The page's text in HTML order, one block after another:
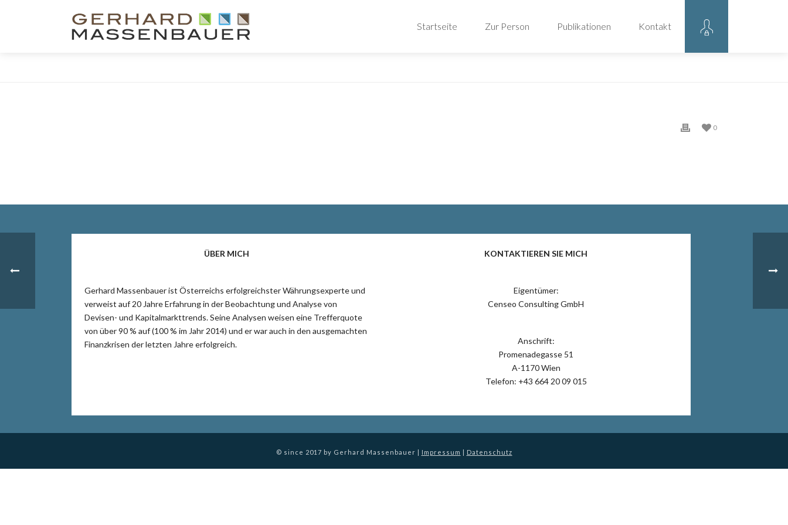
Startseite Zur Person Publikationen Kontakt
0
ÜBER MICH
Gerhard Massenbauer ist Österreichs erfolgreichster Währungsexperte und
verweist auf 20 Jahre Erfahrung in der Beobachtung und Analyse von
Devisen- und Kapitalmarkttrends. Seine Analysen weisen eine Trefferquote
von über 90 % auf (100 % im Jahr 2014) und er war auch in den ausgemachten
Finanzkrisen der letzten Jahre erfolgreich.
KONTAKTIEREN SIE MICH
Eigentümer:
Censeo Consulting GmbH
Anschrift:
Promenadegasse 51
A-1170 Wien
Telefon: +43 664 20 09 015
© since 2017 by Gerhard Massenbauer | Impressum | Datenschutz